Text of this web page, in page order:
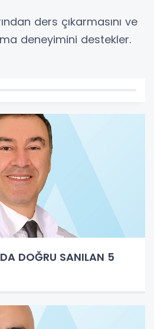
ders çıkarmasını ve
deneyimini destekler.
DOĞRU SANILAN 5